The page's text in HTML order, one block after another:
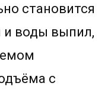
становится
и воды выпил,
с